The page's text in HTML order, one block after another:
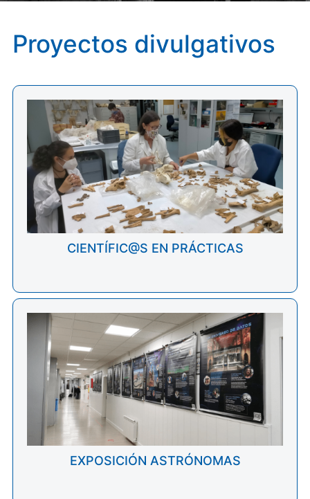
Proyectos divulgativos
CIENTÍFIC@S EN PRÁCTICAS
EXPOSICIÓN ASTRÓNOMAS